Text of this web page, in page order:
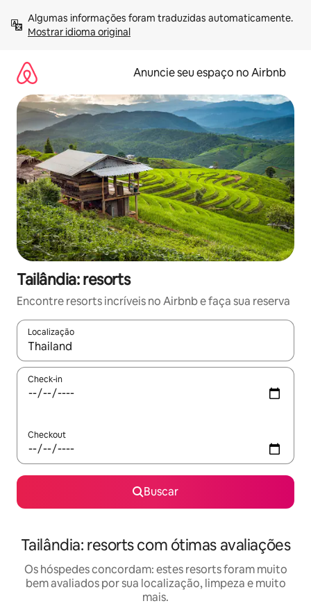
para
Mostrar idioma original
Anuncie seu espaço no Airbnb
Tailândia: resorts
Encontre resorts incríveis no Airbnb e faça sua reserva
Localização
Quando os resultados estiverem disponíveis, explore-os
Check-in
Checkout
Buscar
Tailândia: resorts com ótimas avaliações
Os hóspedes concordam: estes resorts foram muito
bem avaliados por sua localização, limpeza e muito
mais.